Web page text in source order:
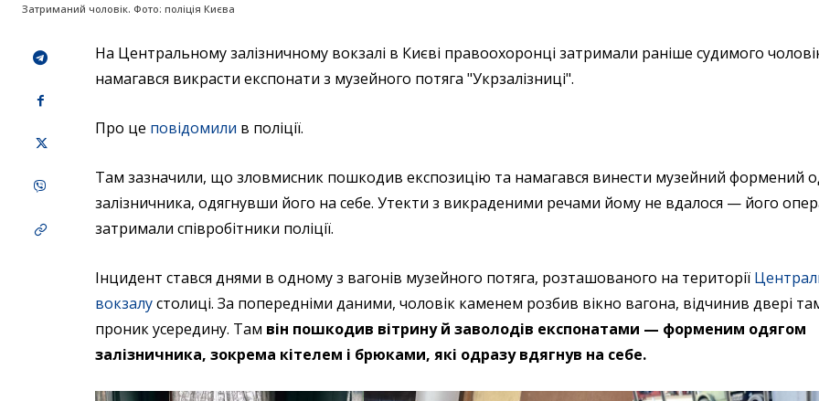
Затриманий чоловік. Фото: поліція Києва
На Центральному залізничному вокзалі в Києві правоохоронці затримали раніше судимого
намагався викрасти експонати з музейного потяга "Укрзалізниці".
Про це повідомили в поліції.
Там зазначили, що зловмисник пошкодив експозицію та намагався винести музейний формений
залізничника, одягнувши його на себе. Утекти з викраденими речами йому не вдалося — його
затримали співробітники поліції.
Інцидент стався днями в одному з вагонів музейного потяга, розташованого на території
вокзалустолиці. За попередніми даними, чоловік каменем розбив вікно вагона, відчинив двері
проник усередину. Там він пошкодив вітрину й заволодів експонатами — форменим одягом
залізничника, зокрема кітелем і брюками, які одразу вдягнув на себе.